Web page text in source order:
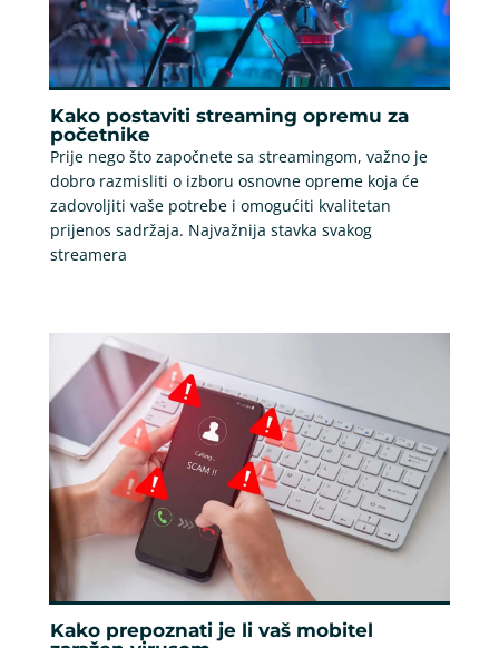
Kako postaviti streaming opremu za
početnike
Prije nego što započnete sa streamingom, važno je
dobro razmisliti o izboru osnovne opreme koja će
zadovoljiti vaše potrebe i omogućiti kvalitetan
prijenos sadržaja. Najvažnija stavka svakog
streamera
Kako prepoznati je li vaš mobitel